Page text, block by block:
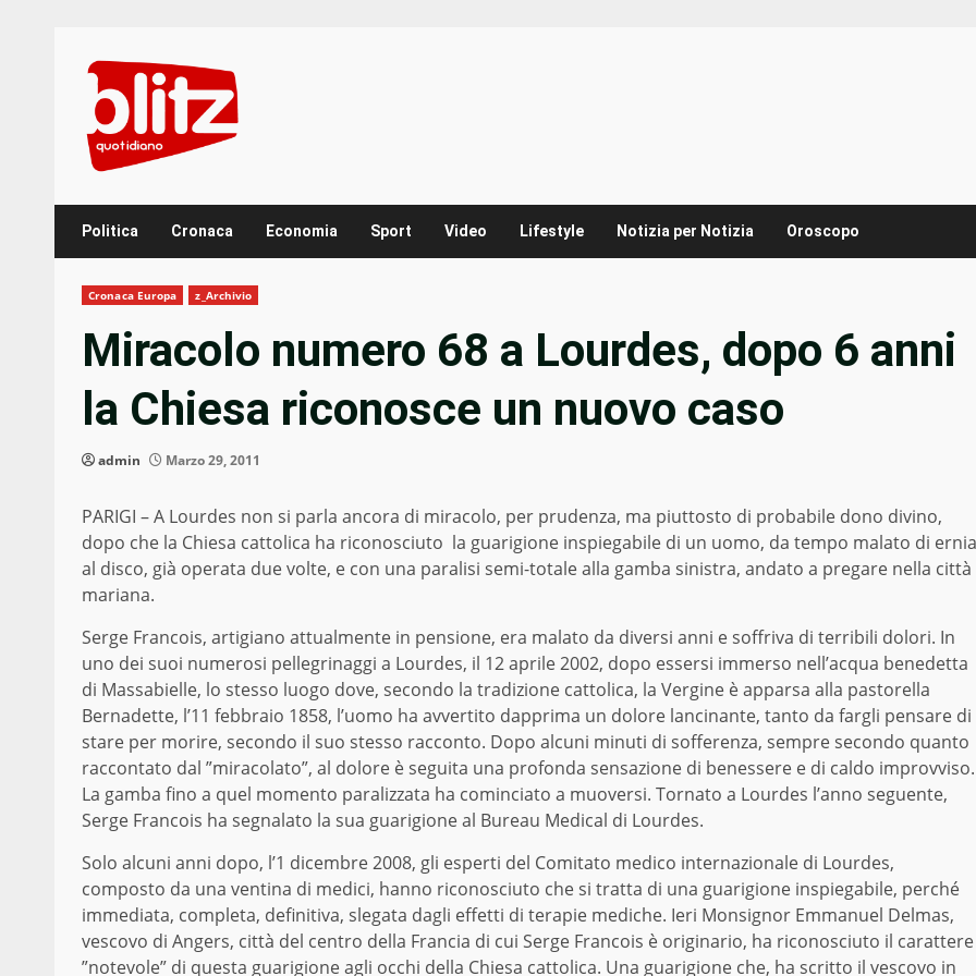
content
Politica Cronaca Economia Sport Video Lifestyle Notizia per Notizia Oroscopo
Cronaca Europa z_Archivio
Miracolo numero 68 a Lourdes, dopo 6 anni
la Chiesa riconosce un nuovo caso
admin Marzo 29, 2011
PARIGI – A Lourdes non si parla ancora di miracolo, per prudenza, ma piuttosto di probabile dono divino,
dopo che la Chiesa cattolica ha riconosciuto la guarigione inspiegabile di un uomo, da tempo malato di ernia
al disco, già operata due volte, e con una paralisi semi-totale alla gamba sinistra, andato a pregare nella città
mariana.
Serge Francois, artigiano attualmente in pensione, era malato da diversi anni e soffriva di terribili dolori. In
uno dei suoi numerosi pellegrinaggi a Lourdes, il 12 aprile 2002, dopo essersi immerso nell’acqua benedetta
di Massabielle, lo stesso luogo dove, secondo la tradizione cattolica, la Vergine è apparsa alla pastorella
Bernadette, l’11 febbraio 1858, l’uomo ha avvertito dapprima un dolore lancinante, tanto da fargli pensare di
stare per morire, secondo il suo stesso racconto. Dopo alcuni minuti di sofferenza, sempre secondo quanto
raccontato dal ”miracolato”, al dolore è seguita una profonda sensazione di benessere e di caldo improvviso.
La gamba fino a quel momento paralizzata ha cominciato a muoversi. Tornato a Lourdes l’anno seguente,
Serge Francois ha segnalato la sua guarigione al Bureau Medical di Lourdes.
Solo alcuni anni dopo, l’1 dicembre 2008, gli esperti del Comitato medico internazionale di Lourdes,
composto da una ventina di medici, hanno riconosciuto che si tratta di una guarigione inspiegabile, perché
immediata, completa, definitiva, slegata dagli effetti di terapie mediche. Ieri Monsignor Emmanuel Delmas,
vescovo di Angers, città del centro della Francia di cui Serge Francois è originario, ha riconosciuto il carattere
”notevole” di questa guarigione agli occhi della Chiesa cattolica. Una guarigione che, ha scritto il vescovo in